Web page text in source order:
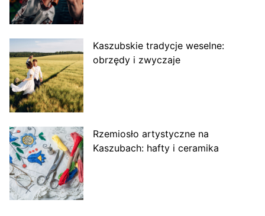
Kaszubskie tradycje weselne:
obrzędy i zwyczaje
Rzemiosło artystyczne na
Kaszubach: hafty i ceramika